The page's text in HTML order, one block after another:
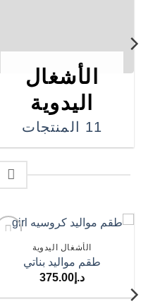
الأشغال
اليدوية
11 المنتجات
الأشغال اليدوية
طقم مواليد بناتي
د.إ 375.00